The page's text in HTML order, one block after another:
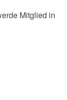
Mitglied in